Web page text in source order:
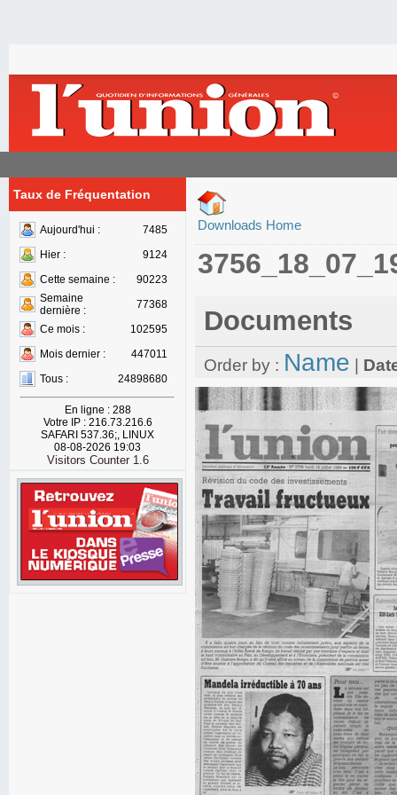
Taux de Fréquentation
Aujourd'hui :
7485
Hier :
9124
Cette semaine :
90223
Semaine
dernière :
77368
Ce mois :
102595
Mois dernier :
447011
Tous :
24898680
En ligne : 288
Votre IP : 216.73.216.6
SAFARI 537.36;, LINUX
08-08-2026 19:03
Visitors Counter 1.6
Downloads Home
Documents
Order by : Name